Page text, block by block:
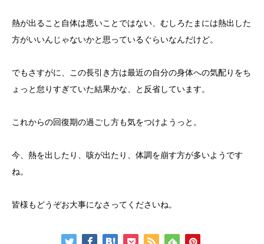
熱が出ること自体は悪いことではない、むしろたまには熱出した
方がいいんじゃないかと思っているぐらいなんだけど。
でもさすがに、この長引き方は最近の自分の身体への気配りをち
ょっと怠りすぎていた結果かな、と反省しています。
これからの回復期の過ごし方も気をつけようっと。
今、熱を出したり、咳が出たり、体調を崩す方が多いようです
ね。
皆様もどうぞお大事になさってくださいね。